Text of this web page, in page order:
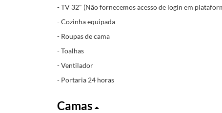
- TV 32" (Não fornecemos acesso de login em
- Cozinha equipada
- Roupas de cama
- Toalhas
- Ventilador
- Portaria 24 horas
Camas